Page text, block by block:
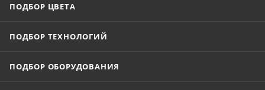
ПОДБОР ЦВЕТА
ПОДБОР ТЕХНОЛОГИЙ
ПОДБОР ОБОРУДОВАНИЯ